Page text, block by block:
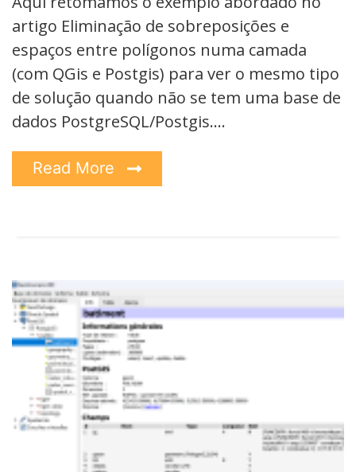
artigo Eliminação de sobreposições e
espaços entre polígonos numa camada
(com QGis e Postgis) para ver o mesmo tipo
de solução quando não se tem uma base de
dados PostgreSQL/Postgis.…
Read More